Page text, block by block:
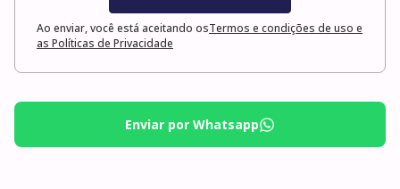
Ao enviar, você está aceitando osTermos e condições de uso e
as Políticas de Privacidade
Enviar por Whatsapp